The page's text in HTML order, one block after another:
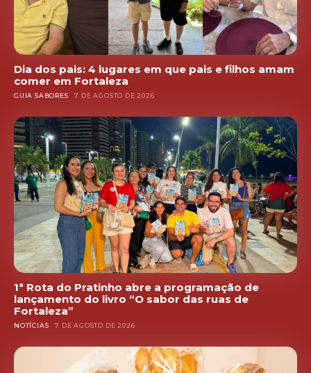
Dia dos pais: 4 lugares em que pais e filhos amam
comer em Fortaleza
GUIA SABORES 7 DE AGOSTO DE 2026
1ª Rota do Pratinho abre a programação de
lançamento do livro “O sabor das ruas de
Fortaleza”
NOTÍCIAS 7 DE AGOSTO DE 2026